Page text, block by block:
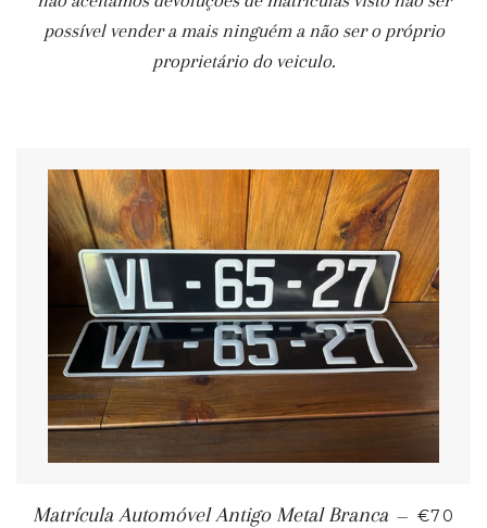
possível vender a mais ninguém a não ser o próprio
proprietário do veiculo.
Matrícula Automóvel Antigo Metal Branca — €70